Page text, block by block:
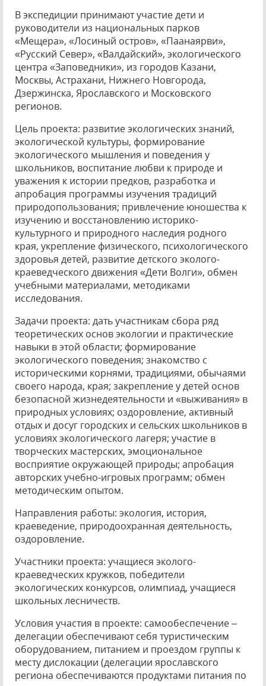
В экспедиции принимают участие дети и
руководители из национальных парков
«Мещера», «Лосиный остров», «Паанаярви»,
«Русский Север», «Валдайский», экологического
центра «Заповедники», из городов Казани,
Москвы, Астрахани, Нижнего Новгорода,
Дзержинска, Ярославского и Московского
регионов.
Цель проекта: развитие экологических знаний,
экологической культуры, формирование
экологического мышления и поведения у
школьников, воспитание любви к природе и
уважения к истории предков, разработка и
апробация программы изучения традиций
природопользования; привлечение юношества к
изучению и восстановлению историко-
культурного и природного наследия родного
края, укрепление физического, психологического
здоровья детей, развитие детского эколого-
краеведческого движения «Дети Волги», обмен
учебными материалами, методиками
исследования.
Задачи проекта: дать участникам сбора ряд
теоретических основ экологии и практические
навыки в этой области; формирование
экологического поведения; знакомство с
историческими корнями, традициями, обычаями
своего народа, края; закрепление у детей основ
безопасной жизнедеятельности и «выживания» в
природных условиях; оздоровление, активный
отдых и досуг городских и сельских школьников в
условиях экологического лагеря; участие в
творческих мастерских, эмоциональное
восприятие окружающей природы; апробация
авторских учебно-игровых программ; обмен
методическим опытом.
Направления работы: экология, история,
краеведение, природоохранная деятельность,
оздоровление.
Участники проекта: учащиеся эколого-
краеведческих кружков, победители
экологических конкурсов, олимпиад, учащиеся
школьных лесничеств.
Условия участия в проекте: самообеспечение –
делегации обеспечивают себя туристическим
оборудованием, питанием и проездом группы к
месту дислокации (делегации ярославского
региона обеспечиваются продуктами питания по